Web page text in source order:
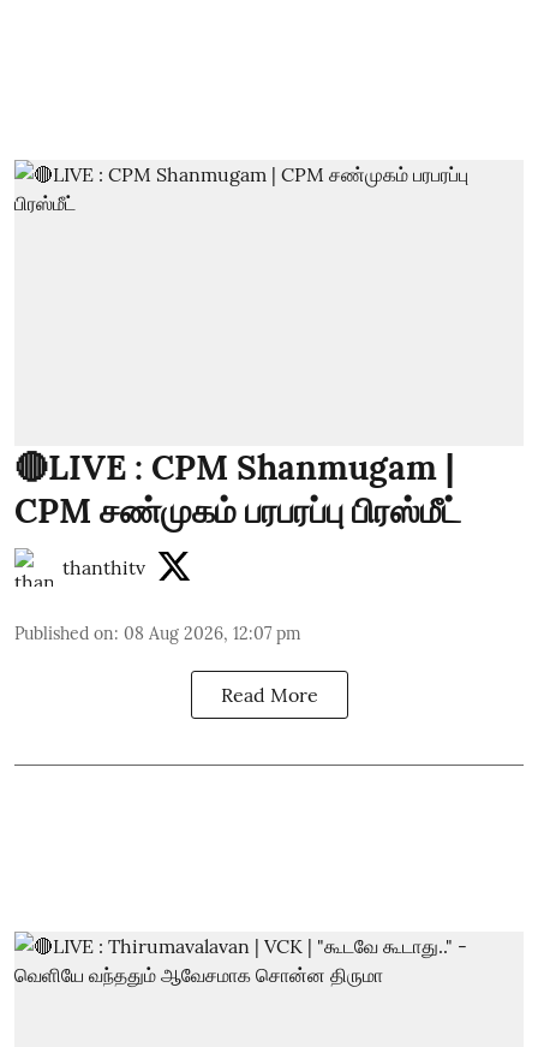
🔴LIVE : CPM Shanmugam |
CPM சண்முகம் பரபரப்பு பிரஸ்மீட்
thanthitv
Published on: 08 Aug 2026, 12:07 pm
Read More